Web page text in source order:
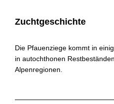
Zuchtgeschichte
Die Pfauenziege kommt in
in autochthonen
Alpenregionen.